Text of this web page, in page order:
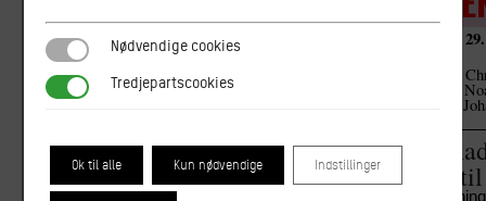
Nødvendige cookies
Nødvendige cookies
Tredjepartscookies
Tredjepartscookies
Ok til alle Kun nødvendige Indstillinger